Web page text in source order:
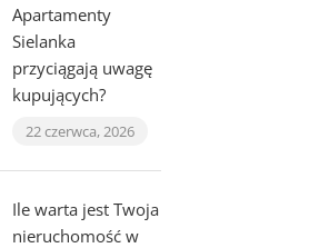
Apartamenty
Sielanka
przyciągają uwagę
kupujących?
22 czerwca, 2026
Ile warta jest Twoja
nieruchomość w